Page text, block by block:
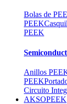
Bolas de
PEEK
PEEK
Anillos
PEEK
Circuito
AKSOPEEK